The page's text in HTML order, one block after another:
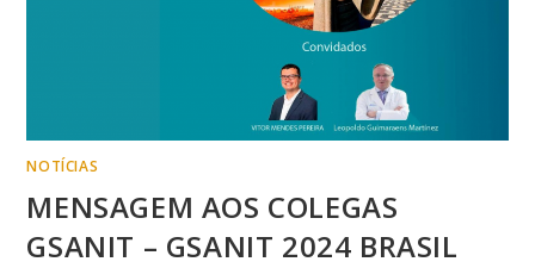
NOTÍCIAS
MENSAGEM AOS COLEGAS
GSANIT – GSANIT 2024 BRASIL